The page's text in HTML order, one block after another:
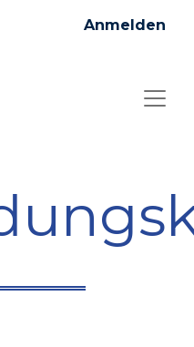
Anmelden